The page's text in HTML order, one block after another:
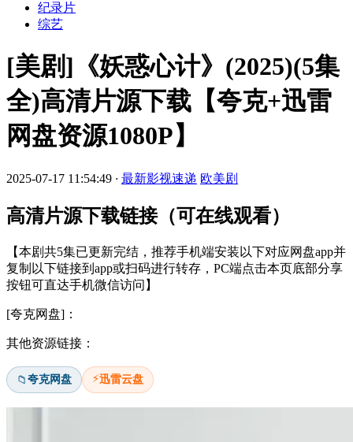
纪录片
综艺
[美剧]《妖惑心计》(2025)(5集
全)高清片源下载【夸克+迅雷
网盘资源1080P】
2025-07-17 11:54:49 · 最新影视速递 欧美剧
高清片源下载链接（可在线观看）
【本剧共5集已更新完结，推荐手机端安装以下对应网盘app并
复制以下链接到app或扫码进行转存，PC端点击本页底部分享
按钮可直达手机微信访问】
[夸克网盘]：
其他资源链接：
📁夸克网盘 ⚡迅雷云盘